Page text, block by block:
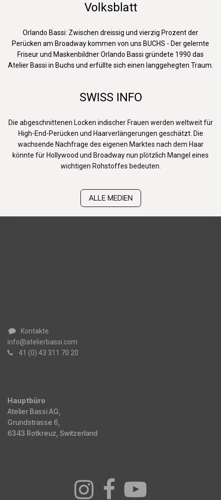
Volksblatt
​Orlando Bassi: Zwischen dreissig und vierzig Prozent der
Perücken am Broadway kommen von uns BUCHS - Der gelernte
Friseur und Maskenbildner Orlando Bassi gründete 1990 das
Atelier Bassi in Buchs und erfüllte sich einen langgehegten Traum.
SWISS INFO
Die abgeschnittenen Locken indischer Frauen werden weltweit für
High-End-Perücken und Haarverlängerungen geschätzt. Die
wachsende Nachfrage des eigenen Marktes nach dem Haar
könnte für Hollywood und Broadway nun plötzlich Mangel eines
wichtigen Rohstoffes bedeuten.
ALLE MEDIEN
Kontakte
info@atelierbassi.com
41 (0) 43 311 70 20
Hauptbüro
Atelier Bassi AG,
Grundstrasse 6,
6343 Rotkreuz, Switzerland